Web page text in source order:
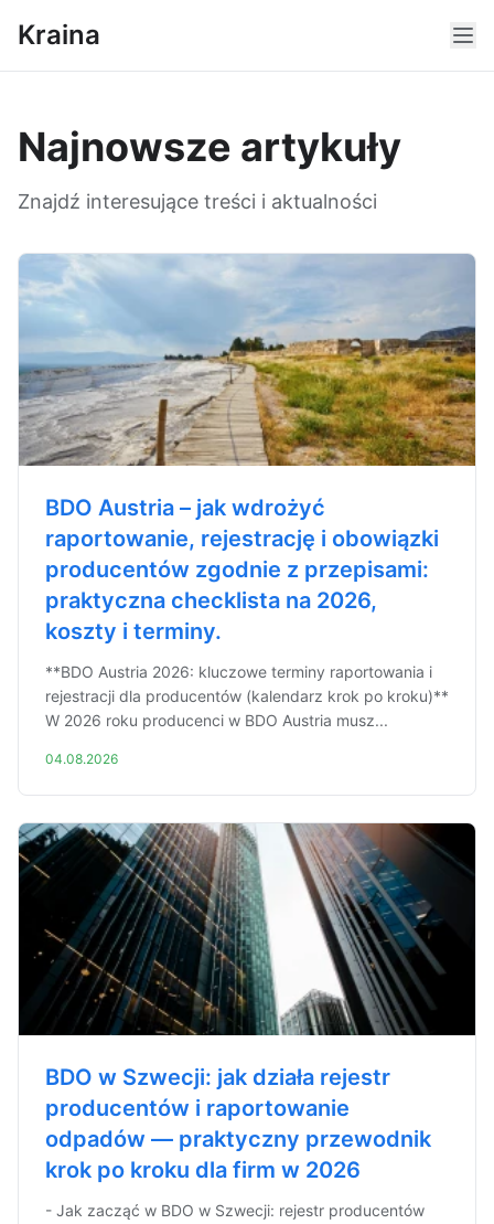
Kraina
Najnowsze artykuły
Znajdź interesujące treści i aktualności
BDO Austria – jak wdrożyć
raportowanie, rejestrację i obowiązki
producentów zgodnie z przepisami:
praktyczna checklista na 2026,
koszty i terminy.
**BDO Austria 2026: kluczowe terminy raportowania i
rejestracji dla producentów (kalendarz krok po kroku)**
W 2026 roku producenci w BDO Austria musz...
04.08.2026
BDO w Szwecji: jak działa rejestr
producentów i raportowanie
odpadów — praktyczny przewodnik
krok po kroku dla firm w 2026
- Jak zacząć w BDO w Szwecji: rejestr producentów